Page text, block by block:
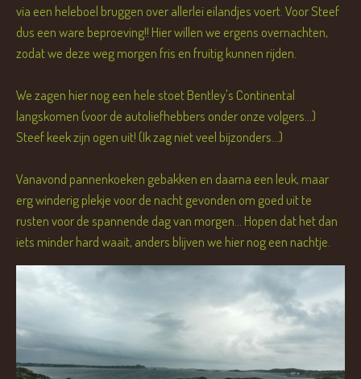
via een heleboel bruggen over allerlei eilandjes voert. Voor Steef
dus een ware beproeving!! Hier willen we ergens overnachten,
zodat we deze weg morgen fris en fruitig kunnen rijden.
We zagen hier nog een hele stoet Bentley's Continental
langskomen (voor de autoliefhebbers onder onze volgers...)
Steef keek zijn ogen uit! (Ik zag niet veel bijzonders...)
Vanavond pannenkoeken gebakken en daarna een leuk, maar
erg winderig plekje voor de nacht gevonden om goed uit te
rusten voor de spannende dag van morgen... Hopen dat het dan
iets minder hard waait, anders blijven we hier nog een nachtje.